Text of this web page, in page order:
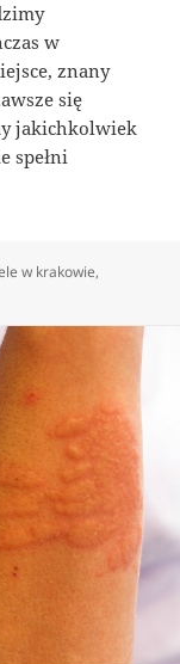
w
znany
się
jakichkolwiek
spełni
w krakowie,